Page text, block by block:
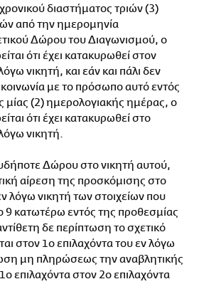
διαστήματος τριών (3)
από την ημερομηνία
Δώρου του Διαγωνισμού, ο
ότι έχει κατακυρωθεί στον
νικητή, και εάν και πάλι δεν
με το πρόσωπο αυτό εντός
μίας (2) ημερολογιακής ημέρας, ο
ότι έχει κατακυρωθεί στο
νικητή.
Δώρου στο νικητή αυτού,
αίρεση της προσκόμισης στο
λόγω νικητή των στοιχείων που
9 κατωτέρω εντός της προθεσμίας
δε περίπτωση το σχετικό
στον 1ο επιλαχόντα του εν λόγω
μη πληρώσεως την αναβλητικής
επιλαχόντα στον 2ο επιλαχόντα